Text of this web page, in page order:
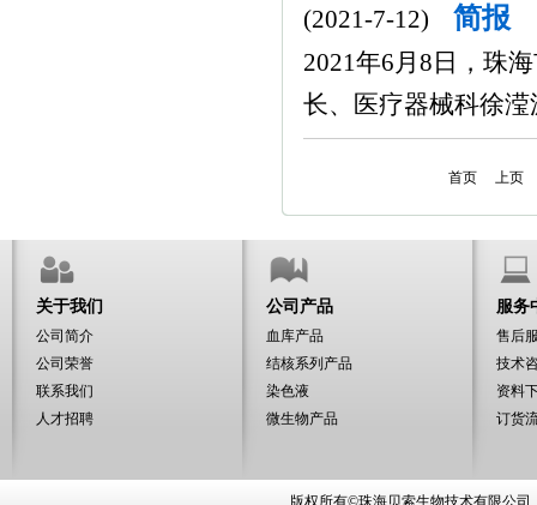
(2021-7-12) 简报
2021年6月8日，珠
长、医疗器械科徐
首页 上页
关于我们
公司简介
公司荣誉
联系我们
人才招聘
公司产品
血库产品
结核系列产品
染色液
微生物产品
服务
售后
技术
资料
订货
版权所有©珠海贝索生物技术